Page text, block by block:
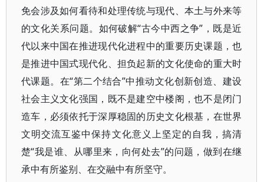
免会涉及如何看待和处理传统与现代、本土与外来等
的文化关系问题。如何破解“古今中西之争”，既是近
代以来中国在推进现代化进程中的重要历史课题，也
是推进中国式现代化、担负起新的文化使命的重大时
代课题。在“第二个结合”中推动文化创新创造、建设
社会主义文化强国，既不是建空中楼阁，也不是闭门
造车，必须依托于深厚稳固的历史文化根基，在世界
文明交流互鉴中保持文化意义上坚定的自我，搞清
楚“我是谁、从哪里来，向何处去”的问题，做到在继
承中有所鉴别、在交融中有所坚守。